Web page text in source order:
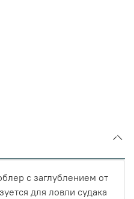
с заглублением от
для ловли судака